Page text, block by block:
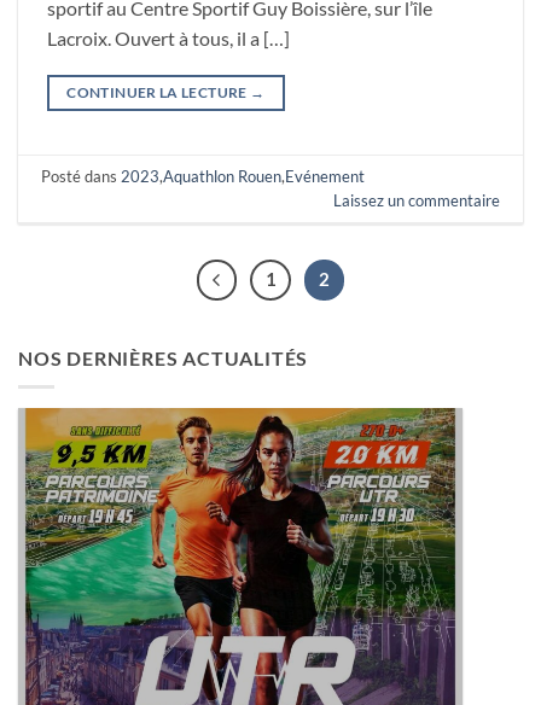
sportif au Centre Sportif Guy Boissière, sur l’île
Lacroix. Ouvert à tous, il a […]
CONTINUER LA LECTURE →
Posté dans 2023,Aquathlon Rouen,Evénement
Laissez un commentaire
1 2
NOS DERNIÈRES ACTUALITÉS
URBAN TRAIL DE ROUEN (3E ÉDITION)
REPORTÉ